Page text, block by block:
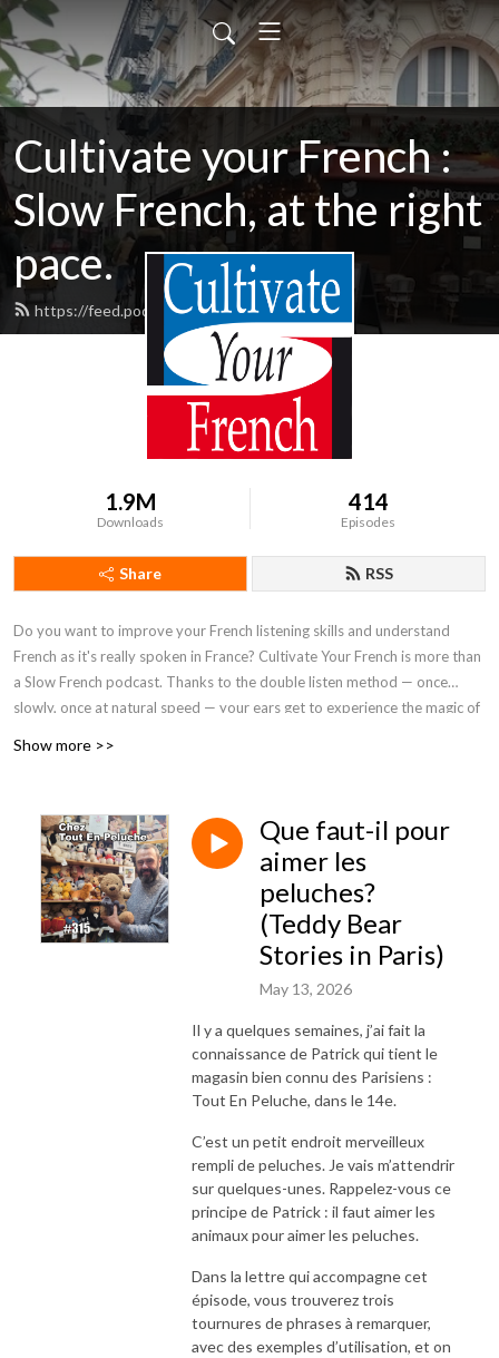
Cultivate your French :
Slow French, at the right
pace.
https://feed.podbean.com/laetitia/feed.xml
1.9M
Downloads
414
Episodes
Share RSS
Do you want to improve your French listening skills and understand
French as it's really spoken in France? Cultivate Your French is more than
a Slow French podcast. Thanks to the double listen method — once
slowly, once at natural speed — your ears get to experience the magic of
Show more >>
Que faut-il pour
aimer les
peluches?
(Teddy Bear
Stories in Paris)
May 13, 2026
Il y a quelques semaines, j’ai fait la
connaissance de Patrick qui tient le
magasin bien connu des Parisiens :
Tout En Peluche, dans le 14e.
C’est un petit endroit merveilleux
rempli de peluches. Je vais m’attendrir
sur quelques-unes. Rappelez-vous ce
principe de Patrick : il faut aimer les
animaux pour aimer les peluches.
Dans la lettre qui accompagne cet
épisode, vous trouverez trois
tournures de phrases à remarquer,
avec des exemples d’utilisation, et on